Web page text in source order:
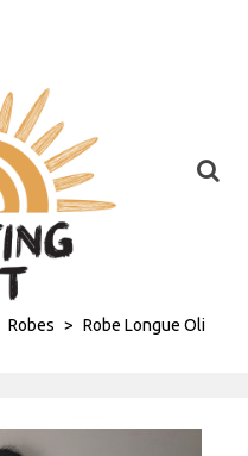
Robes > Robe Longue Oli